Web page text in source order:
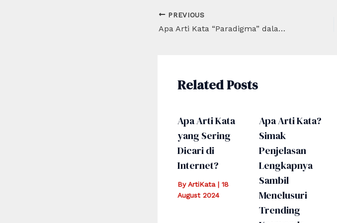
Post
navigation
PREVIOUS
Apa Arti Kata “Paradigma” dalam Dunia Akademis?
Related Posts
Apa Arti Kata
yang Sering
Dicari di
Internet?
ByArtiKata | 18
August 2024
Apa Arti Kata?
Simak
Penjelasan
Lengkapnya
Sambil
Menelusuri
Trending